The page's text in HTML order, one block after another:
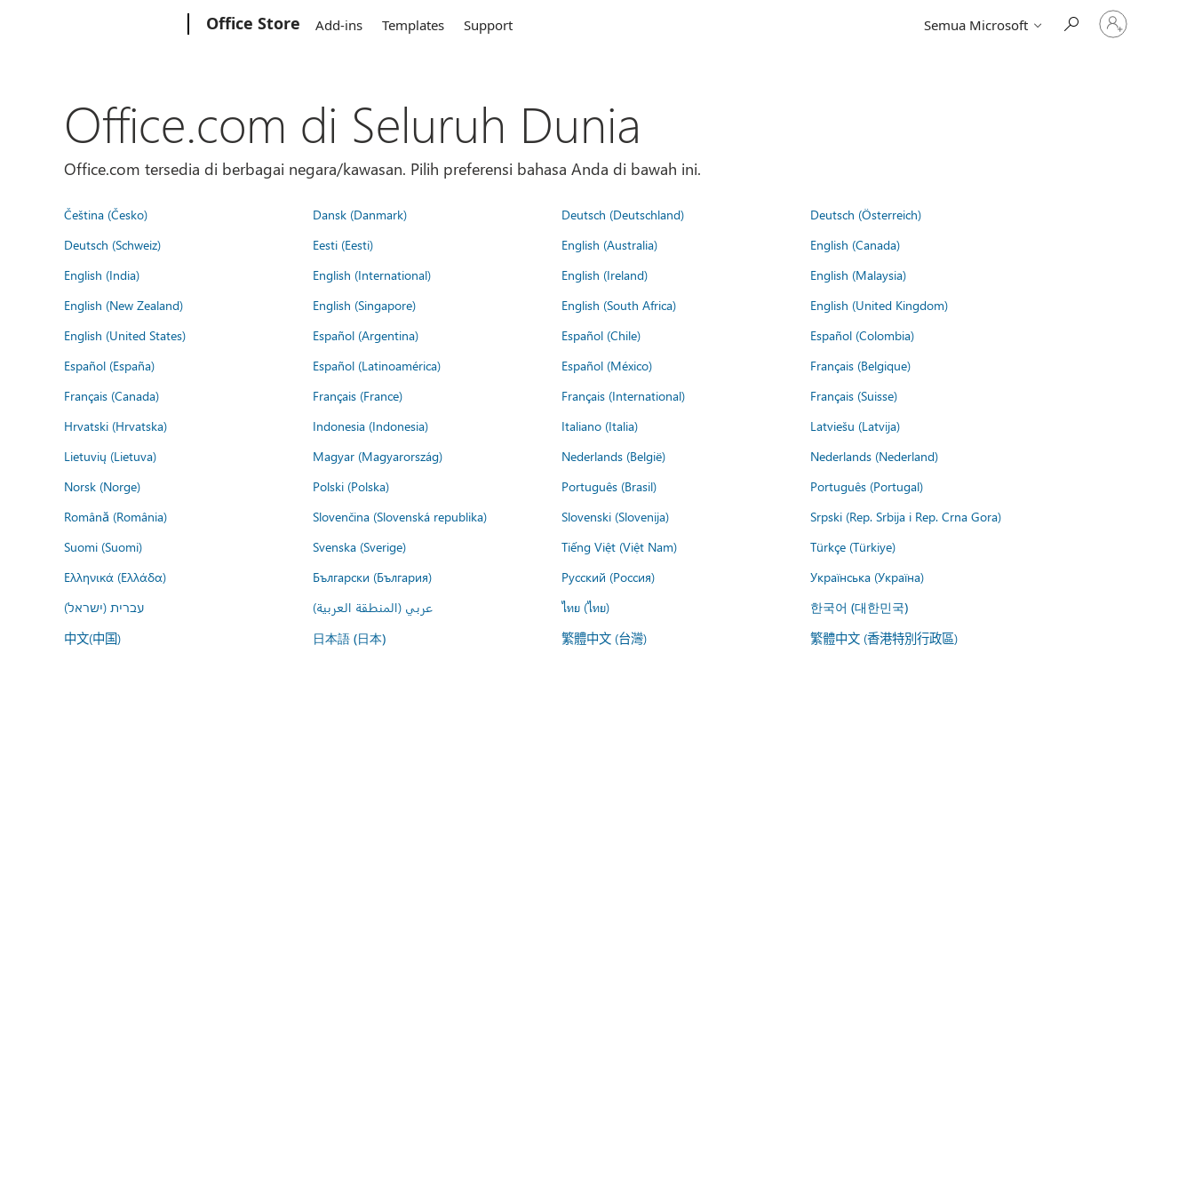
Office Store Add-ins Templates Support Semua Microsoft
Masuk
ke
akun
Office.com di Seluruh Dunia
Office.com tersedia di berbagai negara/kawasan. Pilih preferensi bahasa Anda di bawah ini.
Čeština (Česko) Dansk (Danmark) Deutsch (Deutschland)
Deutsch (Österreich)
Deutsch (Schweiz)
Eesti (Eesti) English (Australia)
English (Canada)
English (India)
English (International) English (Ireland)
English (Malaysia)
English (New Zealand)
English (Singapore) English (South Africa)
English (United Kingdom)
English (United States)
Español (Argentina) Español (Chile)
Español (Colombia)
Español (España)
Español (Latinoamérica) Español (México)
Français (Belgique)
Français (Canada)
Français (France) Français (International)
Français (Suisse)
Hrvatski (Hrvatska)
Indonesia (Indonesia) Italiano (Italia)
Latviešu (Latvija)
Lietuvių (Lietuva)
Magyar (Magyarország) Nederlands (België)
Nederlands (Nederland)
Norsk (Norge)
Polski (Polska) Português (Brasil)
Português (Portugal)
Română (România)
Slovenčina (Slovenská republika) Slovenski (Slovenija)
Srpski (Rep. Srbija i Rep. Crna Gora)
Suomi (Suomi)
Svenska (Sverige) Tiếng Việt (Việt Nam)
Türkçe (Türkiye)
Ελληνικά (Ελλάδα)
Български (България) Русский (Россия)
Українська (Україна)
עברית (ישראל)
عربي (المنطقة العربية) ไทย (ไทย) 한국어 (대한민국)
中文(中国) 日本語 (日本) 繁體中文 (台灣) 繁體中文 (香港特別行政區)